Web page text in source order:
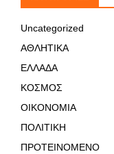
Uncategorized
ΑΘΛΗΤΙΚΑ
ΕΛΛΑΔΑ
ΚΟΣΜΟΣ
ΟΙΚΟΝΟΜΙΑ
ΠΟΛΙΤΙΚΗ
ΠΡΟΤΕΙΝΟΜΕΝΟ